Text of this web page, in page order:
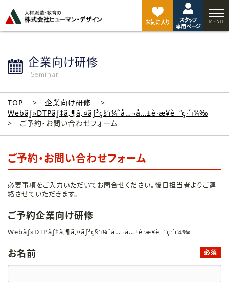
お気に入り
スタッフ
専用ページ
企業向け研修
Seminar
TOP
企業向け研修
Webãƒ»DTPãƒ‡ã‚¶ã‚¤ãƒ³ç§‘ï¼ˆå…¬å…±è·æ¥­è¨“ç·´ï¼‰
ご予約・お問い合わせフォーム
ご予約・お問い合わせフォーム
必要事項をご入力いただいてお問合せください。後日担当者よりご連
絡させていただきます。
ご予約企業向け研修
Webãƒ»DTPãƒ‡ã‚¶ã‚¤ãƒ³ç§‘ï¼ˆå…¬å…±è·æ¥­è¨“ç·´ï¼‰
お名前 必須
ジ
ト